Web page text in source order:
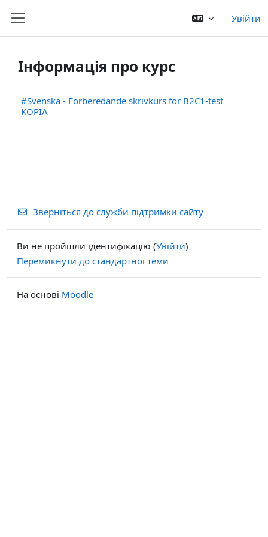
Увійти
Інформація про курс
#Svenska - Förberedande skrivkurs för B2C1-test
KOPIA
Зверніться до служби підтримки сайту
Ви не пройшли ідентифікацію (Увійти)
Перемикнути до стандартної теми
На основі Moodle